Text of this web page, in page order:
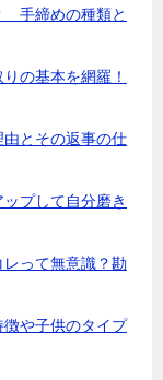
手締めの種類と
の基本を網羅！
とその返事の仕
プして自分磨き
って無意識？勘
や子供のタイプ